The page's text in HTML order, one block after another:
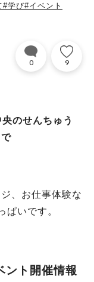
#学び#イベント
0 9
のせんちゅう
、お仕事体験な
ぱいです。
ント開催情報